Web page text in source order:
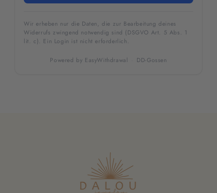
Wir erheben nur die Daten, die zur Bearbeitung deines
Widerrufs zwingend notwendig sind (DSGVO Art. 5 Abs. 1
lit. c). Ein Login ist nicht erforderlich.
Powered by EasyWithdrawal DD-Gossen